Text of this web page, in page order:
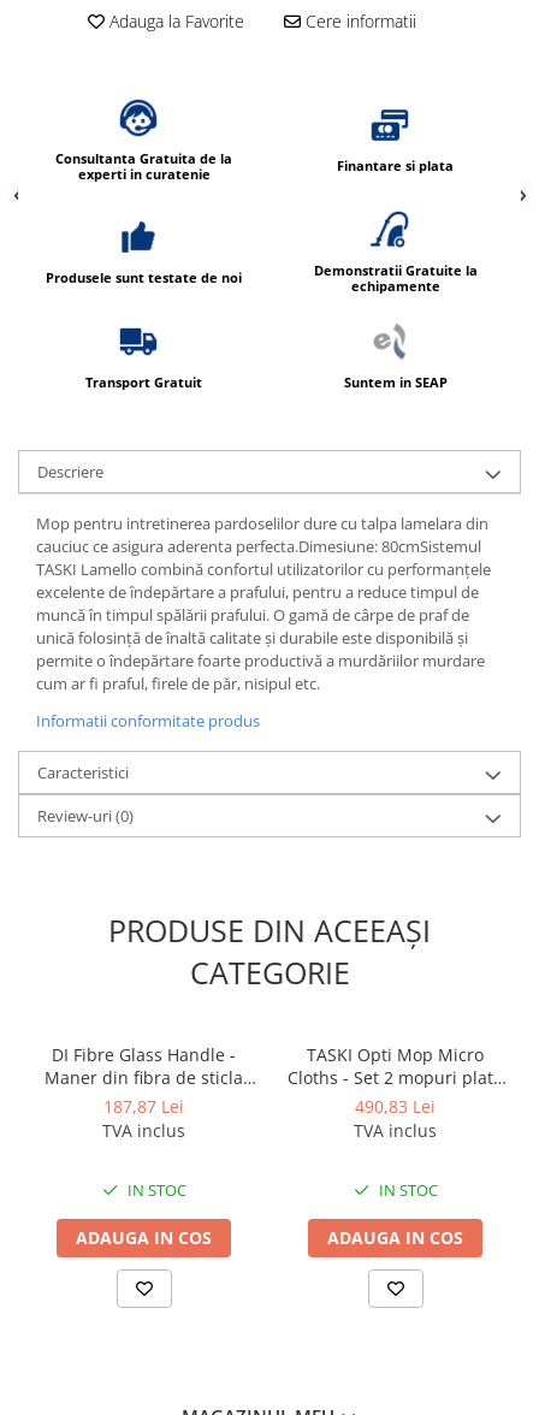
Dispensere pungi igiena feminina
Dispensere rola prosop hartie
Dispensere servetele masa,
servetele faciale
Uscatoare de maini si par
Uscatoare de maini
Produse ingrijire personala
Crema de corp
Sapun lichid
Sapun solid
Sapun spuma
Consumabile hartie
Acoperitori toaleta
Cearceaf hartie & cearceaf hartie
Hartie igienica
Role hartie industriala
Role prosop hartie
Aparate odorizante profesionale
Odorizant toalera, wc
Site odorizante pisoar
Produse de curatenie
Articole menaj
Carucioare bucatarie
Carucioare curatenie
Lavete profesionale
Mopuri Profesionale
Adauga la Favorite Cere informatii
Consultanta Gratuita de la
experti in curatenie
Finantare si plata
Produsele sunt testate de noi
Demonstratii Gratuite la
echipamente
Transport Gratuit Suntem in SEAP
Descriere
Mop pentru intretinerea pardoselilor dure cu talpa lamelara din
cauciuc ce asigura aderenta perfecta.Dimesiune: 80cmSistemul
TASKI Lamello combină confortul utilizatorilor cu performanțele
excelente de îndepărtare a prafului, pentru a reduce timpul de
muncă în timpul spălării prafului. O gamă de cârpe de praf de
unică folosință de înaltă calitate și durabile este disponibilă și
permite o îndepărtare foarte productivă a murdăriilor murdare
cum ar fi praful, firele de păr, nisipul etc.
Informatii conformitate produs
Caracteristici
Review-uri(0)
PRODUSE DIN ACEEAȘI
CATEGORIE
DI Fibre Glass Handle -
Maner din fibra de sticla
1450mm
187,87 Lei
TVA inclus
IN STOC
ADAUGA IN COS
TASKI Opti Mop Micro
Cloths - Set 2 mopuri plate
30cm
490,83 Lei
TVA inclus
IN STOC
ADAUGA IN COS